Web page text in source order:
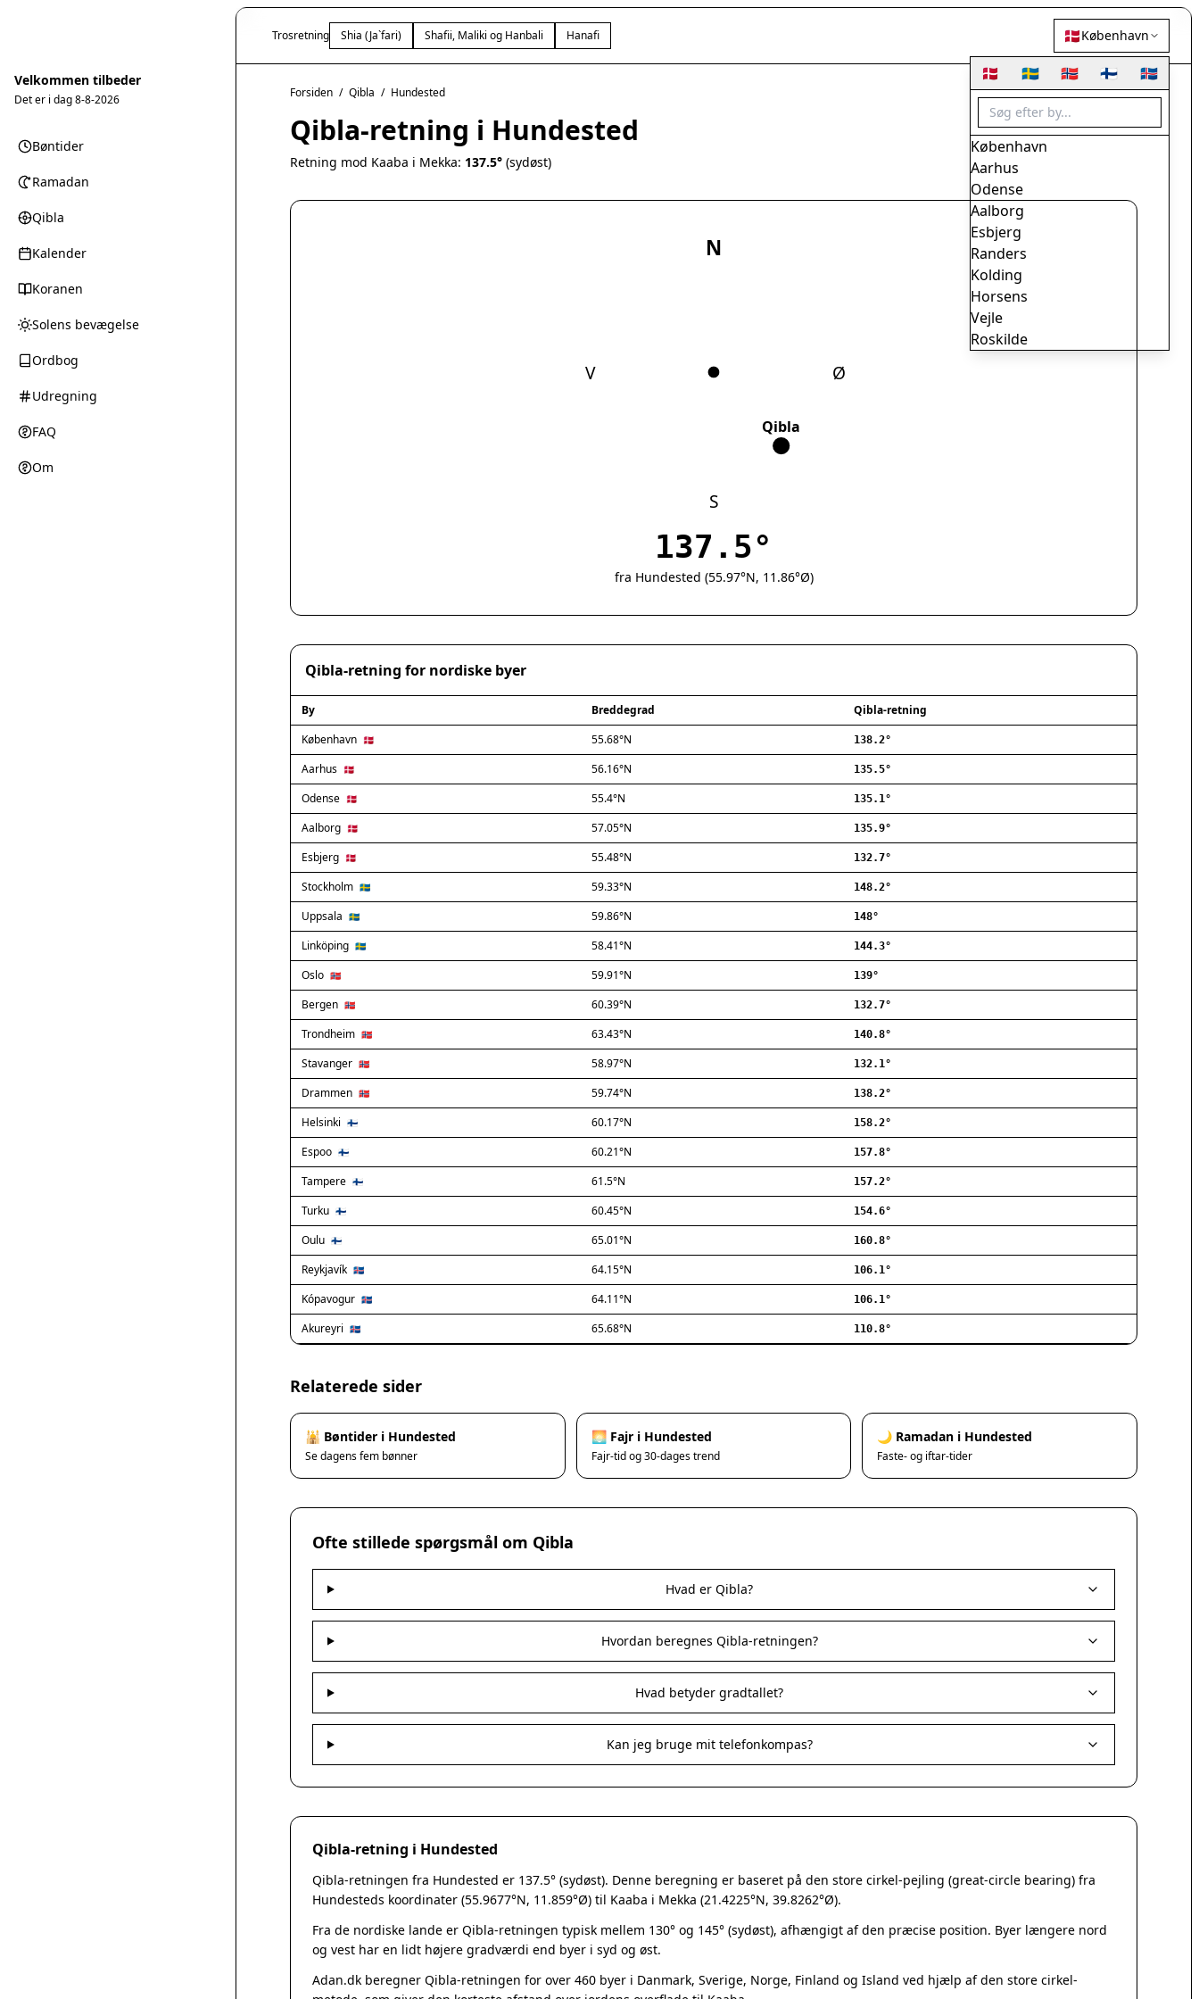
Velkommen tilbeder
Det er i dag8-8-2026
Bøntider
Ramadan
Qibla
Kalender
Koranen
Solens bevægelse
Ordbog
Udregning
FAQ
Om
Trosretning Shia (Ja`fari) Shafii, Maliki og Hanbali Hanafi 🇩🇰København
🇩🇰 🇸🇪 🇳🇴 🇫🇮 🇮🇸
København
Aarhus
Odense
Aalborg
Esbjerg
Randers
Kolding
Horsens
Vejle
Roskilde
Sønderborg
Nørresundby
Albertslund
Allerød
Brøndby
Fredensborg
Frederiksværk
Gentofte
Greve
Høje-Taastrup
Lillerød
Lyngby
Rødovre
Valby
Vanløse
Værløse
Ølstykke
Nakskov
Nykøbing Sjælland
Præstø
Stege
Svendstrup
Faaborg
Munkebo
Otterup
Ebeltoft
Forsiden / Qibla / Hundested
Qibla-retning i Hundested
Retning mod Kaaba i Mekka: 137.5° (sydøst)
N
Ø
S
V
Qibla
137.5°
fra Hundested (55.97°N, 11.86°Ø)
Qibla-retning for nordiske byer
By Breddegrad
Qibla-retning
København 🇩🇰 55.68°N 138.2°
Aarhus 🇩🇰 56.16°N 135.5°
Odense 🇩🇰 55.4°N 135.1°
Aalborg 🇩🇰 57.05°N 135.9°
Esbjerg 🇩🇰 55.48°N 132.7°
Stockholm 🇸🇪 59.33°N 148.2°
Uppsala 🇸🇪 59.86°N 148°
Linköping 🇸🇪 58.41°N 144.3°
Oslo 🇳🇴 59.91°N 139°
Bergen 🇳🇴 60.39°N 132.7°
Trondheim 🇳🇴 63.43°N 140.8°
Stavanger 🇳🇴 58.97°N 132.1°
Drammen 🇳🇴 59.74°N 138.2°
Helsinki 🇫🇮 60.17°N 158.2°
Espoo 🇫🇮 60.21°N 157.8°
Tampere 🇫🇮 61.5°N 157.2°
Turku 🇫🇮 60.45°N 154.6°
Oulu 🇫🇮 65.01°N 160.8°
Reykjavík 🇮🇸 64.15°N 106.1°
Kópavogur 🇮🇸 64.11°N 106.1°
Akureyri 🇮🇸 65.68°N 110.8°
Relaterede sider
🕌 Bøntider i Hundested
Se dagens fem bønner
🌅 Fajr i Hundested
Fajr-tid og 30-dages trend
🌙 Ramadan i Hundested
Faste- og iftar-tider
Ofte stillede spørgsmål om Qibla
Hvad er Qibla?
Hvordan beregnes Qibla-retningen?
Hvad betyder gradtallet?
Kan jeg bruge mit telefonkompas?
Qibla-retning i Hundested
Qibla-retningen fra Hundested er 137.5° (sydøst). Denne beregning er baseret på den store cirkel-pejling (great-circle bearing) fra
Hundesteds koordinater (55.9677°N, 11.859°Ø) til Kaaba i Mekka (21.4225°N, 39.8262°Ø).
Fra de nordiske lande er Qibla-retningen typisk mellem 130° og 145° (sydøst), afhængigt af den præcise position. Byer længere nord
og vest har en lidt højere gradværdi end byer i syd og øst.
Adan.dk beregner Qibla-retningen for over 460 byer i Danmark, Sverige, Norge, Finland og Island ved hjælp af den store cirkel-